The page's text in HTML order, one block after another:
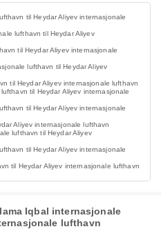
til Heydar Aliyev internasjonale
lufthavn til Heydar Aliyev
til Heydar Aliyev internasjonale
lufthavn til Heydar Aliyev
til Heydar Aliyev internasjonale lufthavn
til Heydar Aliyev internasjonale
til Heydar Aliyev internasjonale
Aliyev internasjonale lufthavn
lufthavn til Heydar Aliyev
til Heydar Aliyev internasjonale
til Heydar Aliyev internasjonale lufthavn
Iqbal internasjonale
lufthavn